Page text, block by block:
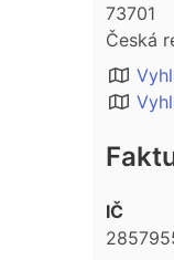
73701
Česká
IČ